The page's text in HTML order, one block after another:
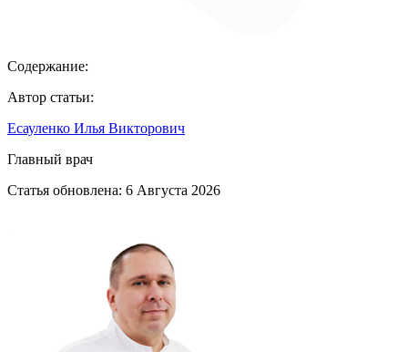
Содержание:
Автор статьи:
Есауленко Илья Викторович
Главный врач
Статья обновлена: 6 Августа 2026